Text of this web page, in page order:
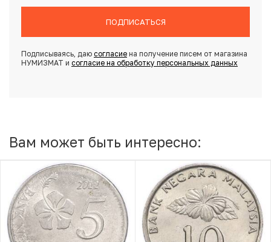
ПОДПИСАТЬСЯ
Подписываясь, даю согласиена получение писем от магазина
НУМИЗМАТ и согласие на обработку персональных данных
Вам может быть интересно: